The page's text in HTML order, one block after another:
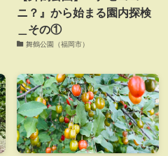
ニ？』から始まる園内探検
＿その①
舞鶴公園（福岡市）